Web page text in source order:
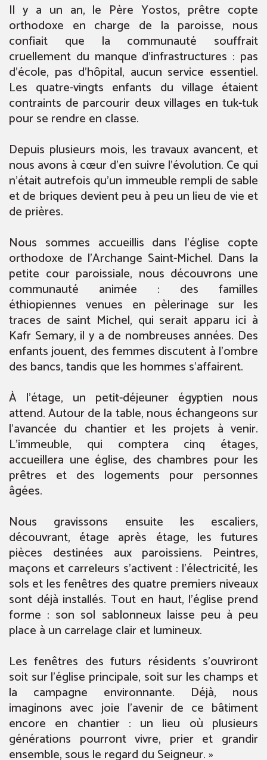
Il y a un an, le Père Yostos, prêtre copte
orthodoxe en charge de la paroisse, nous
confiait que la communauté souffrait
cruellement du manque d’infrastructures : pas
d’école, pas d’hôpital, aucun service essentiel.
Les quatre-vingts enfants du village étaient
contraints de parcourir deux villages en tuk-tuk
pour se rendre en classe.
Depuis plusieurs mois, les travaux avancent, et
nous avons à cœur d’en suivre l’évolution. Ce qui
n’était autrefois qu’un immeuble rempli de sable
et de briques devient peu à peu un lieu de vie et
de prières.
Nous sommes accueillis dans l’église copte
orthodoxe de l’Archange Saint-Michel. Dans la
petite cour paroissiale, nous découvrons une
communauté animée : des familles
éthiopiennes venues en pèlerinage sur les
traces de saint Michel, qui serait apparu ici à
Kafr Semary, il y a de nombreuses années. Des
enfants jouent, des femmes discutent à l’ombre
des bancs, tandis que les hommes s’affairent.
À l’étage, un petit-déjeuner égyptien nous
attend. Autour de la table, nous échangeons sur
l’avancée du chantier et les projets à venir.
L’immeuble, qui comptera cinq étages,
accueillera une église, des chambres pour les
prêtres et des logements pour personnes
âgées.
Nous gravissons ensuite les escaliers,
découvrant, étage après étage, les futures
pièces destinées aux paroissiens. Peintres,
maçons et carreleurs s’activent : l’électricité, les
sols et les fenêtres des quatre premiers niveaux
sont déjà installés. Tout en haut, l’église prend
forme : son sol sablonneux laisse peu à peu
place à un carrelage clair et lumineux.
Les fenêtres des futurs résidents s’ouvriront
soit sur l’église principale, soit sur les champs et
la campagne environnante. Déjà, nous
imaginons avec joie l’avenir de ce bâtiment
encore en chantier : un lieu où plusieurs
générations pourront vivre, prier et grandir
ensemble, sous le regard du Seigneur. »